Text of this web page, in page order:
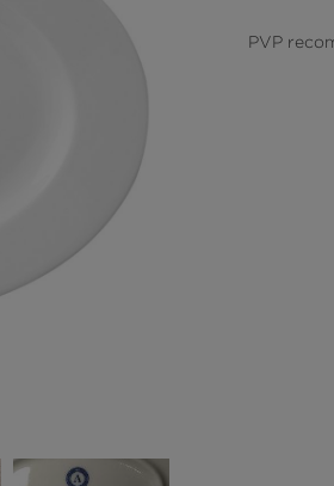
PVP